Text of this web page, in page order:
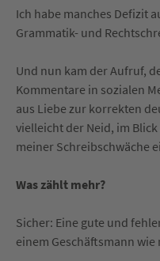
Ich habe manches Defizit
Grammatik- und
Und nun kam der Aufruf,
Kommentare in sozialen
aus Liebe zur korrekten
vielleicht der Neid, im
meiner Schreibschwäche
Was zählt mehr?
Sicher: Eine gute und
einem Geschäftsmann